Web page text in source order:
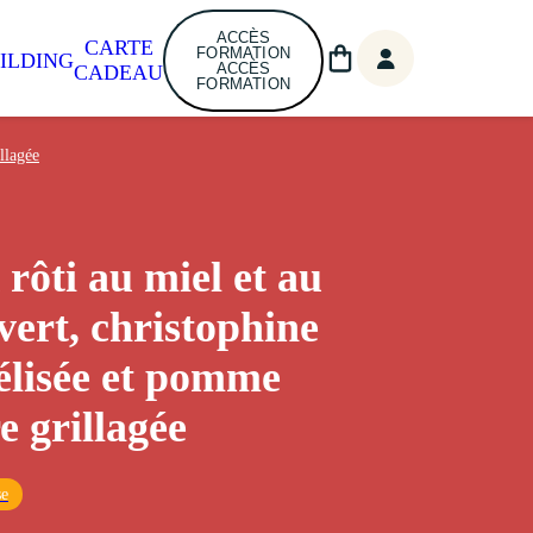
CARTE
CADEAU
ACCÈS
FORMATION
ACCÈS
FORMATION
rôti au miel et au
christophine
et pomme
grillagée